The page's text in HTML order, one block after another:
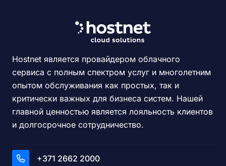
Hostnet является провайдером облачного
сервиса с полным спектром услуг и многолетним
опытом обслуживания как простых, так и
критически важных для бизнеса систем. Нашей
главной ценностью является лояльность клиентов
и долгосрочное сотрудничество.
+371 2662 2000